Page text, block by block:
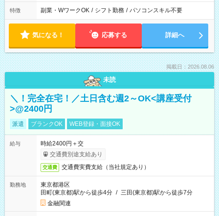
特徴 副業・WワークOK / シフト勤務 / パソコンスキル不要
気になる！ 応募する 詳細へ
掲載日：2026.08.06
未読
＼！完全在宅！／土日含む週2～OK<講座受付
>@2400円
派遣 ブランクOK WEB登録・面接OK
給与
時給2400円＋交
交通費別途支給あり
交通費 交通費実費支給（当社規定あり）
勤務地
東京都港区
田町(東京都)駅から徒歩4分 / 三田(東京都)駅から徒歩7分
金融関連